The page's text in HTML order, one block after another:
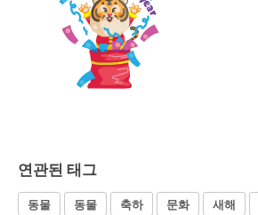
연관된 태그
동물 동물 축하 문화 새해